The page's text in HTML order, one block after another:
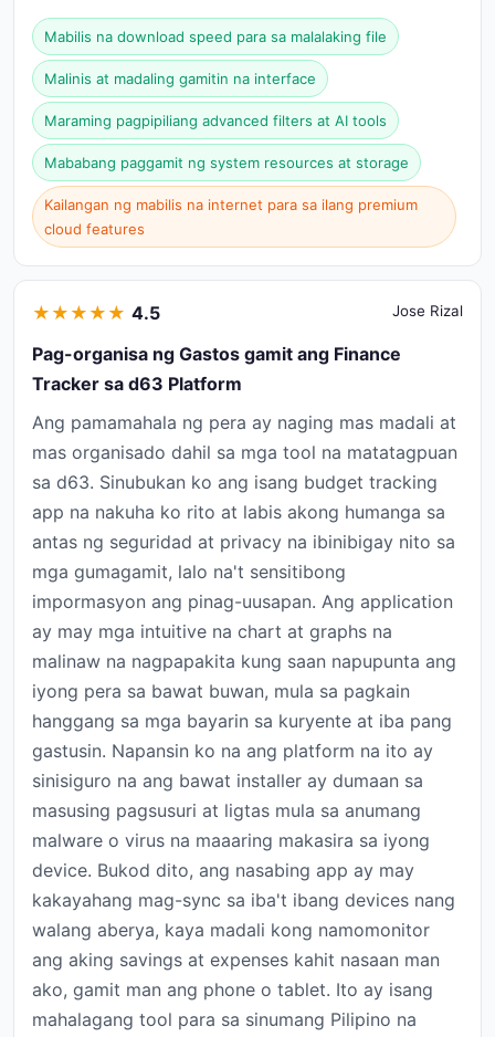
Mabilis na download speed para sa malalaking file
Malinis at madaling gamitin na interface
Maraming pagpipiliang advanced filters at AI tools
Mababang paggamit ng system resources at storage
Kailangan ng mabilis na internet para sa ilang premium
cloud features
★ ★ ★ ★ ★ 4.5 Jose Rizal
Pag-organisa ng Gastos gamit ang Finance
Tracker sa d63 Platform
Ang pamamahala ng pera ay naging mas madali at
mas organisado dahil sa mga tool na matatagpuan
sa d63. Sinubukan ko ang isang budget tracking
app na nakuha ko rito at labis akong humanga sa
antas ng seguridad at privacy na ibinibigay nito sa
mga gumagamit, lalo na't sensitibong
impormasyon ang pinag-uusapan. Ang application
ay may mga intuitive na chart at graphs na
malinaw na nagpapakita kung saan napupunta ang
iyong pera sa bawat buwan, mula sa pagkain
hanggang sa mga bayarin sa kuryente at iba pang
gastusin. Napansin ko na ang platform na ito ay
sinisiguro na ang bawat installer ay dumaan sa
masusing pagsusuri at ligtas mula sa anumang
malware o virus na maaaring makasira sa iyong
device. Bukod dito, ang nasabing app ay may
kakayahang mag-sync sa iba't ibang devices nang
walang aberya, kaya madali kong namomonitor
ang aking savings at expenses kahit nasaan man
ako, gamit man ang phone o tablet. Ito ay isang
mahalagang tool para sa sinumang Pilipino na